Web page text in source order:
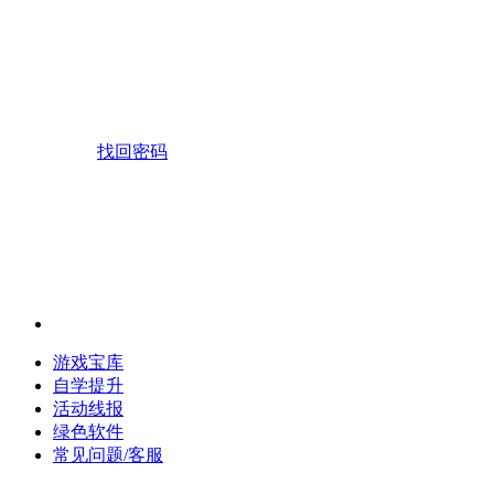
找回密码
游戏宝库
自学提升
活动线报
绿色软件
常见问题/客服